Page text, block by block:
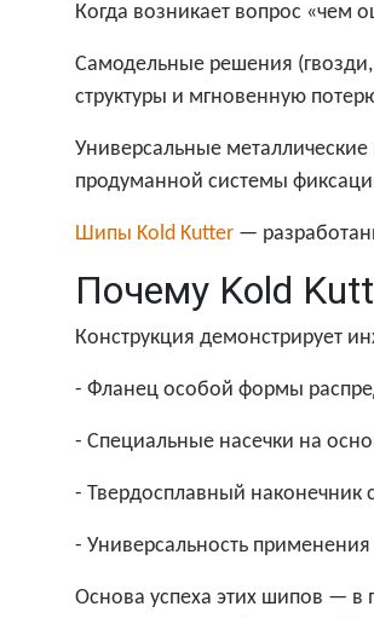
Когда возникает вопрос «чем
Самодельные решения
структуры и мгновенную
Универсальные
продуманной системы
Шипы Kold Kutter —
Почему Kold
Конструкция демонстрирует
- Фланец особой формы
- Специальные насечки на
- Твердосплавный наконечник
- Универсальность
Основа успеха этих шипов — в